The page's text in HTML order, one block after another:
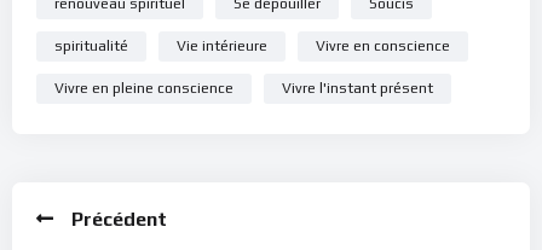
renouveau spirituel Se dépouiller Soucis
spiritualité Vie intérieure Vivre en conscience
Vivre en pleine conscience Vivre l'instant présent
Précédent